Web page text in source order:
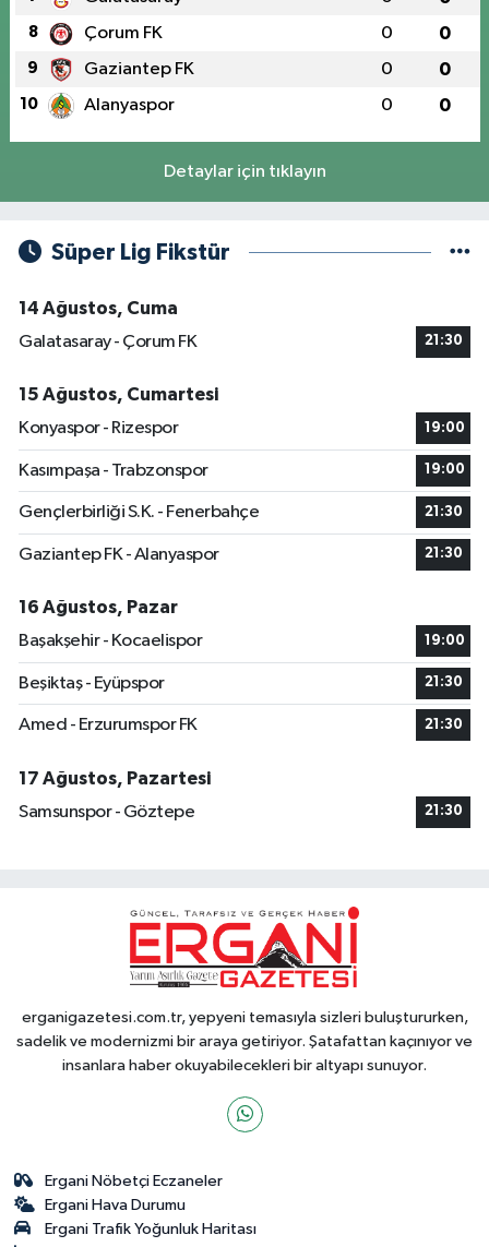
8 Çorum FK 0 0
9 Gaziantep FK 0 0
10 Alanyaspor 0 0
Detaylar için tıklayın
Süper Lig Fikstür
14 Ağustos, Cuma
Galatasaray - Çorum FK
21:30
15 Ağustos, Cumartesi
Konyaspor - Rizespor
19:00
Kasımpaşa - Trabzonspor 19:00
Gençlerbirliği S.K. - Fenerbahçe 21:30
Gaziantep FK - Alanyaspor 21:30
16 Ağustos, Pazar
Başakşehir - Kocaelispor
19:00
Beşiktaş - Eyüpspor 21:30
Amed - Erzurumspor FK 21:30
17 Ağustos, Pazartesi
Samsunspor - Göztepe
21:30
erganigazetesi.com.tr, yepyeni temasıyla sizleri buluştururken,
sadelik ve modernizmi bir araya getiriyor. Şatafattan kaçınıyor ve
insanlara haber okuyabilecekleri bir altyapı sunuyor.
Ergani Nöbetçi Eczaneler
Ergani Hava Durumu
Ergani Trafik Yoğunluk Haritası